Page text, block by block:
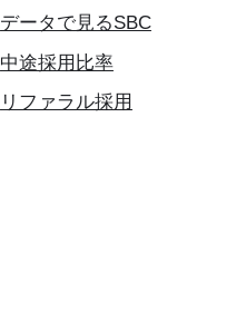
データで見るSBC
中途採用比率
リファラル採用